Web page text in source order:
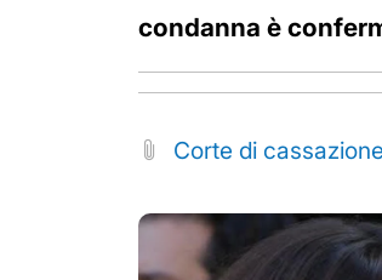
condanna è
Corte di